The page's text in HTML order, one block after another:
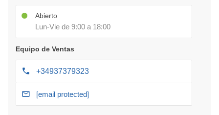
Abierto
Lun-Vie de 9:00 a 18:00
Equipo de Ventas
+34937379323
[email protected]